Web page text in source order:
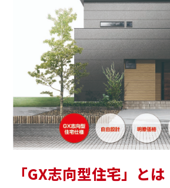
「GX志向型住宅」とは